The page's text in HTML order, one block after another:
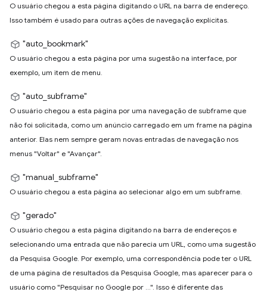
O usuário chegou a esta página digitando o URL na barra de endereço.
Isso também é usado para outras ações de navegação explícitas.
"auto_bookmark"
O usuário chegou a esta página por uma sugestão na interface, por
exemplo, um item de menu.
"auto_subframe"
O usuário chegou a esta página por uma navegação de subframe que
não foi solicitada, como um anúncio carregado em um frame na página
anterior. Elas nem sempre geram novas entradas de navegação nos
menus "Voltar" e "Avançar".
"manual_subframe"
O usuário chegou a esta página ao selecionar algo em um subframe.
"gerado"
O usuário chegou a esta página digitando na barra de endereços e
selecionando uma entrada que não parecia um URL, como uma sugestão
da Pesquisa Google. Por exemplo, uma correspondência pode ter o URL
de uma página de resultados da Pesquisa Google, mas aparecer para o
usuário como "Pesquisar no Google por ...". Isso é diferente das